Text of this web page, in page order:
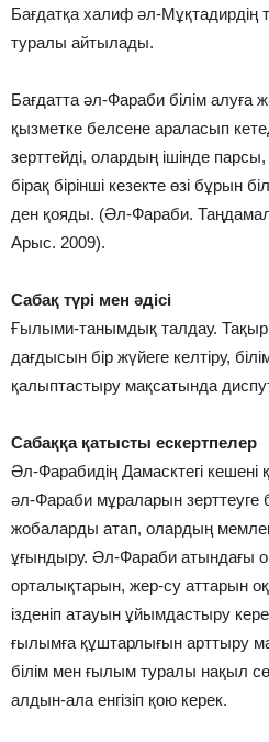
Бағдатқа халиф әл-Мұқтадирдің
туралы айтылады.
Бағдатта әл-Фараби білім
қызметке белсене араласып
зерттейді, олардың ішінде
бірақ бірінші кезекте өзі бұрын
ден қояды. (Әл-Фараби.
Арыс. 2009).
Сабақ түрі мен әдісі
Ғылыми-танымдық талдау.
дағдысын бір жүйеге келтіру,
қалыптастыру мақсатында диспут
Сабаққа қатысты ескертпелер
Әл-Фарабидің Дамасктегі кешені
әл-Фараби мұраларын зерттеуге
жобаларды атап, олардың
ұғындыру. Әл-Фараби атындағы
орталықтарын, жер-су аттарын
ізденіп атауын ұйымдастыру
ғылымға құштарлығын арттыру
білім мен ғылым туралы нақыл
алдын-ала енгізіп қою керек.